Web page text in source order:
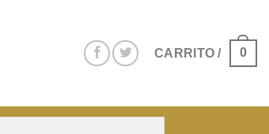
CARRITO / 0